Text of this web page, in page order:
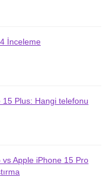
İnceleme
Plus: Hangi telefonu
Apple iPhone 15 Pro